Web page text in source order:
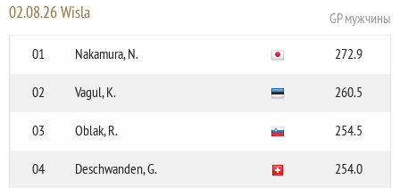
02.08.26 Wisla
GP мужчины
01
Nakamura, N. 272.9
02 Vagul, K. 260.5
03 Oblak, R. 254.5
04 Deschwanden, G. 254.0